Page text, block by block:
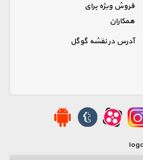
فروش ویژه برای
همکاران
آدرس در نقشه گوگل